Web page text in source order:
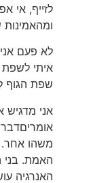
לזייף, אי
ומהאמינות
לא פעם
איתי לשפת
שפת הגוף
אני מדגיש
משהו
האמת. בני
האנרגיה